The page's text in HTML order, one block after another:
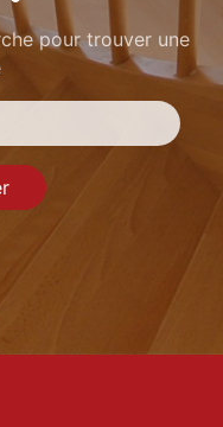
pour trouver une